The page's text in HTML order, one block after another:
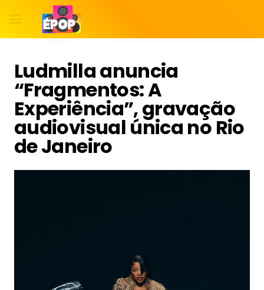
Ludmilla anuncia
“Fragmentos: A
Experiência”, gravação
audiovisual única no Rio
de Janeiro